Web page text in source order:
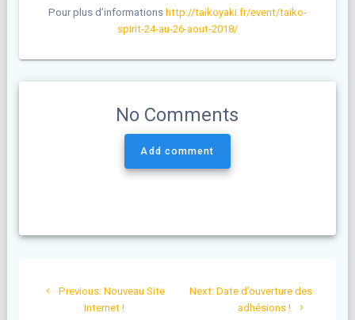
Pour plus d’informations http://taikoyaki.fr/event/taiko-
spirit-24-au-26-aout-2018/
No Comments
Add comment
Previous: Previous
post:
Nouveau Site
Internet !
Next: Next
post:
Date d’ouverture des
adhésions !